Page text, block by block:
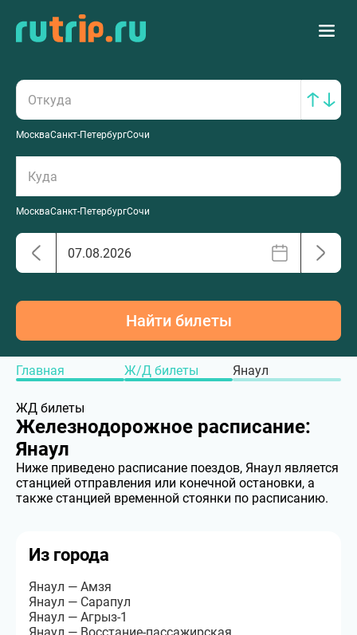
МоскваСанкт-ПетербургСочи
МоскваСанкт-ПетербургСочи
Найти билеты
Главная Ж/Д билеты Янаул
ЖД билеты
Железнодорожное расписание:
Янаул
Ниже приведено расписание поездов, Янаул является
станцией отправления или конечной остановки, а
также станцией временной стоянки по расписанию.
Из города
Янаул — Амзя
Янаул — Сарапул
Янаул — Агрыз-1